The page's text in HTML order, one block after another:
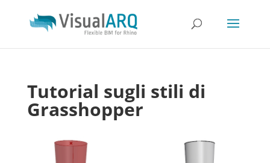
Tutorial sugli stili di
Grasshopper